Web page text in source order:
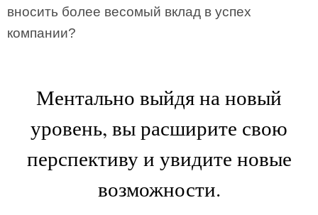
вносить более весомый вклад в успех
компании?
Ментально выйдя на новый
уровень, вы расширите свою
перспективу и увидите новые
возможности.